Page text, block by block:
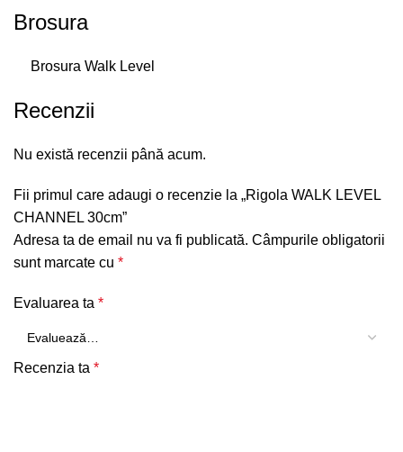
Brosura
Brosura Walk Level
Recenzii
Nu există recenzii până acum.
Fii primul care adaugi o recenzie la „Rigola WALK LEVEL
CHANNEL 30cm”
Adresa ta de email nu va fi publicată. Câmpurile obligatorii
sunt marcate cu *
Evaluarea ta *
Recenzia ta *